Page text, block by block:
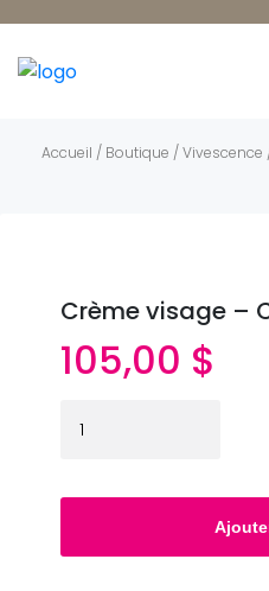
Accueil / Boutique /Vivescence
Crème visage –
105,00 $
de
visage
Cell